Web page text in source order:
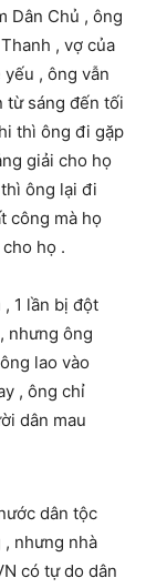
Dân Chủ , ông
, vợ của
, ông vẫn
từ sáng đến tối
thì ông đi gặp
giải cho họ
ông lại đi
công mà họ
họ .
1 lần bị đột
nhưng ông
lao vào
, ông chỉ
dân mau
dân tộc
nhưng nhà
có tự do dân